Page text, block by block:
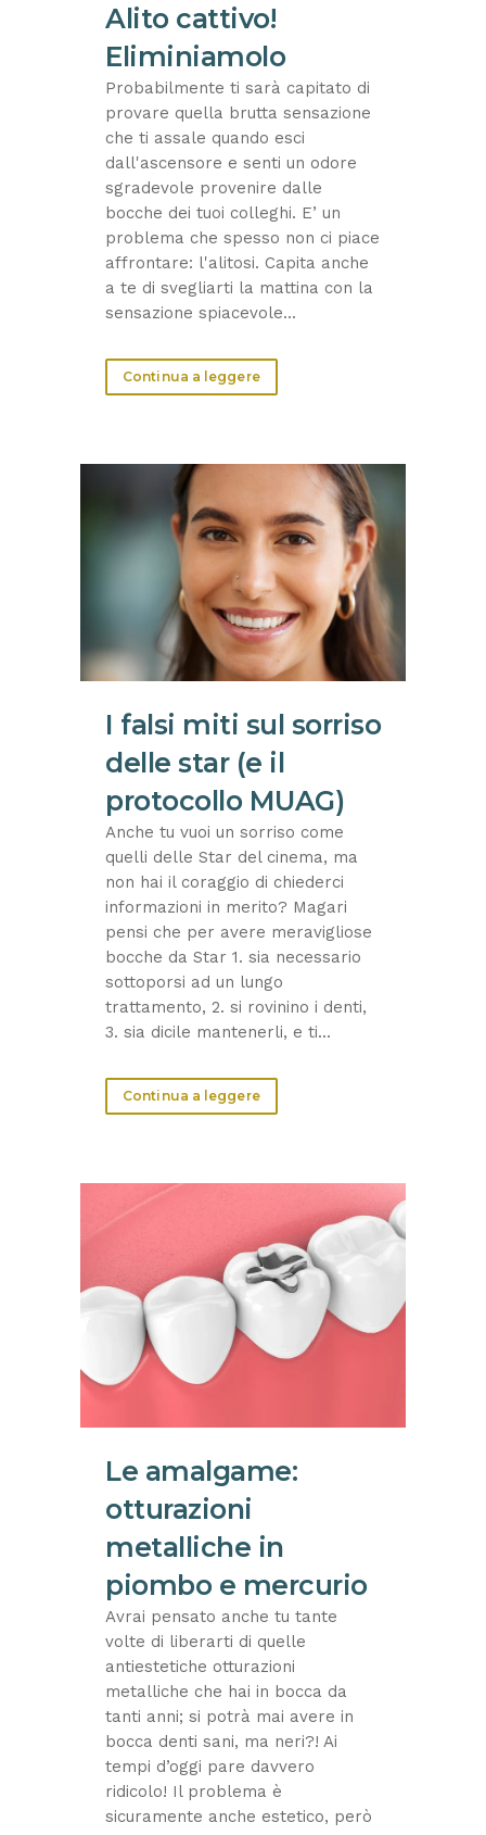
Alito cattivo!
Eliminiamolo
Probabilmente ti sarà capitato di
provare quella brutta sensazione
che ti assale quando esci
dall'ascensore e senti un odore
sgradevole provenire dalle
bocche dei tuoi colleghi. E’ un
problema che spesso non ci piace
affrontare: l'alitosi. Capita anche
a te di svegliarti la mattina con la
sensazione spiacevole...
Continua a leggere
I falsi miti sul sorriso
delle star (e il
protocollo MUAG)
Anche tu vuoi un sorriso come
quelli delle Star del cinema, ma
non hai il coraggio di chiederci
informazioni in merito? Magari
pensi che per avere meravigliose
bocche da Star 1. sia necessario
sottoporsi ad un lungo
trattamento, 2. si rovinino i denti,
3. sia dicile mantenerli, e ti...
Continua a leggere
Le amalgame:
otturazioni
metalliche in
piombo e mercurio
Avrai pensato anche tu tante
volte di liberarti di quelle
antiestetiche otturazioni
metalliche che hai in bocca da
tanti anni; si potrà mai avere in
bocca denti sani, ma neri?! Ai
tempi d’oggi pare davvero
ridicolo! Il problema è
sicuramente anche estetico, però